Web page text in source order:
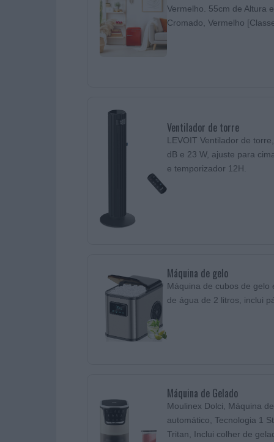
Vermelho. 55cm de Altura
Cromado, Vermelho
Ventilador de torre
LEVOIT Ventilador de
dB e 23 W, ajuste para
e temporizador 12H.
Máquina de gelo
Máquina de cubos de gelo
de água de 2 litros, inclui
Máquina de Gelado
Moulinex Dolci, Máquina
automático, Tecnologia 1
Tritan, Inclui colher de